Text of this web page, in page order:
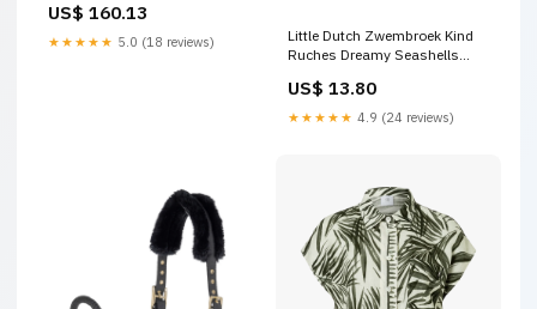
– Professionele Stekken &
Zaailingen Tent met 97%
US$ 160.13
★★★★★ 5.0 (18 reviews)
Little Dutch Zwembroek Kind
Ruches Dreamy Seashells
US$ 13.80
★★★★★ 4.9 (24 reviews)